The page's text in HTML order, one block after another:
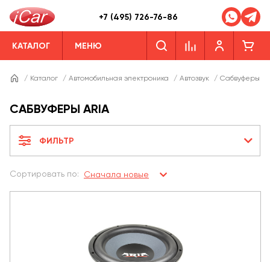
+7 (495) 726-76-86
КАТАЛОГ МЕНЮ
/ Каталог / Автомобильная электроника / Автозвук / Сабвуферы
САБВУФЕРЫ ARIA
ФИЛЬТР
Сортировать по: Сначала новые